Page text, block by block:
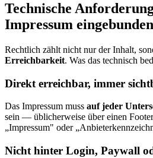
Technische
Impressum
Rechtlich zählt nicht nur der Inhalt,
Erreichbarkeit. Was das technisch
Direkt erreichbar, immer
Das Impressum muss auf jeder
sein — üblicherweise über einen
„Impressum" oder
Nicht hinter Login, Paywall